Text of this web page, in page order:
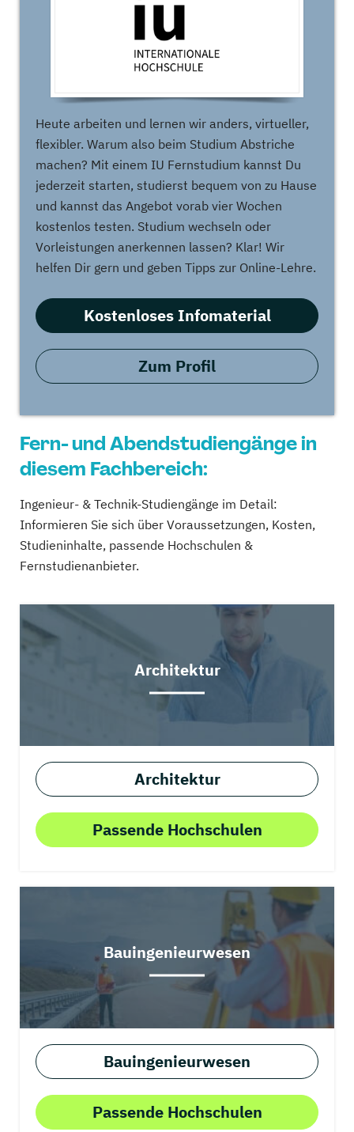
Heute arbeiten und lernen wir anders, virtueller,
flexibler. Warum also beim Studium Abstriche
machen? Mit einem IU Fernstudium kannst Du
jederzeit starten, studierst bequem von zu Hause
und kannst das Angebot vorab vier Wochen
kostenlos testen. Studium wechseln oder
Vorleistungen anerkennen lassen? Klar! Wir
helfen Dir gern und geben Tipps zur Online-Lehre.
Kostenloses Infomaterial
Zum Profil
Fern- und Abendstudiengänge in
diesem Fachbereich:
Ingenieur- & Technik-Studiengänge im Detail:
Informieren Sie sich über Voraussetzungen, Kosten,
Studieninhalte, passende Hochschulen &
Fernstudienanbieter.
Architektur
Architektur
Passende Hochschulen
Bauingenieurwesen
Bauingenieurwesen
Passende Hochschulen